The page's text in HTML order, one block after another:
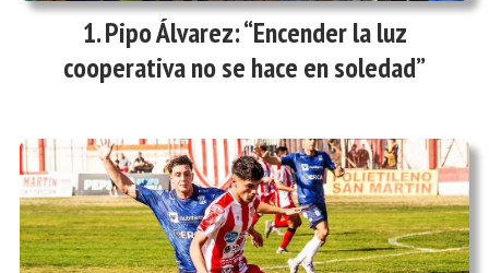
Pipo Álvarez: “Encender la luz
cooperativa no se hace en soledad”